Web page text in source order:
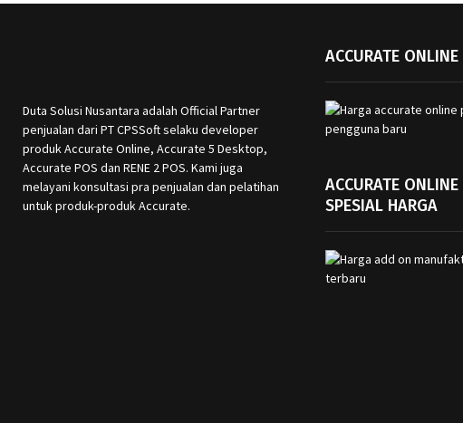
Duta Solusi Nusantara adalah Official Partner
penjualan dari PT CPSSoft selaku developer
produk Accurate Online, Accurate 5 Desktop,
Accurate POS dan RENE 2 POS. Kami juga
melayani konsultasi pra penjualan dan pelatihan
untuk produk-produk Accurate.
ACCURATE
ACCURATE
SPESIAL HARGA